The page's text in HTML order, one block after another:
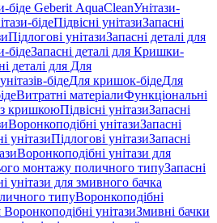
біде Geberit AquaCleanУнітази-
бідеПідвісні унітазиЗапасні
Підлогові унітазиЗапасні деталі для
бідеЗапасні деталі для Кришки-
деталі для Для
бідеДля кришок-бідеДля
Витратні матеріалиФункціональні
з кришкоюПідвісні унітазиЗапасні
Воронкоподібні унітазиЗапасні
унітазиПідлогові унітазиЗапасні
Воронкоподібні унітази для
монтажу поличного типуЗапасні
унітази для змивного бачка
типуВоронкоподібні
Воронкоподібні унітазиЗмивні бачки